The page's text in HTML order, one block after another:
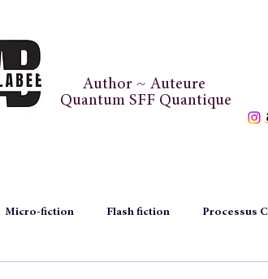
Author ~ Auteure
Quantum SFF Quantique
Micro-fiction Flash fiction Processus